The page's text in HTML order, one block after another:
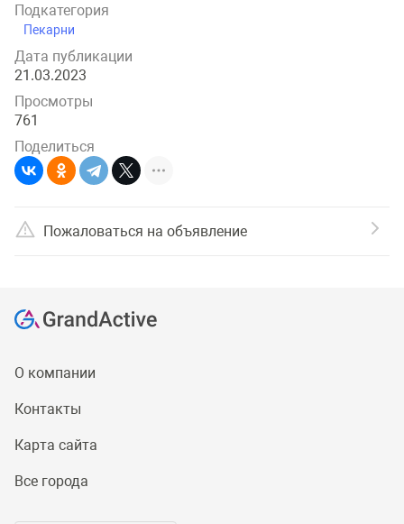
Подкатегория
Пекарни
Дата публикации
21.03.2023
Просмотры
761
Поделиться
Пожаловаться на объявление
О компании
Контакты
Карта сайта
Все города